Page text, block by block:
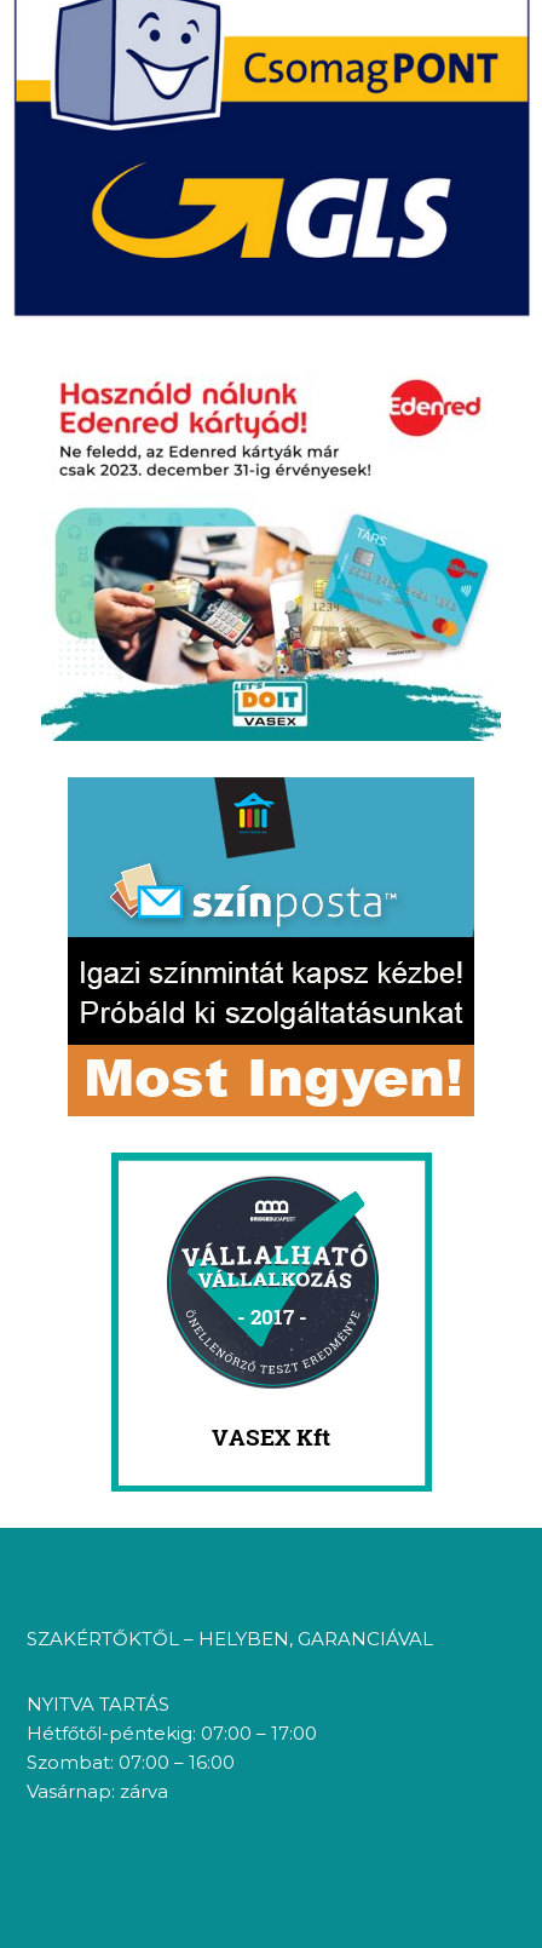
SZAKÉRTŐKTŐL – HELYBEN, GARANCIÁVAL
NYITVA TARTÁS
Hétfőtől-péntekig: 07:00 – 17:00
Szombat: 07:00 – 16:00
Vasárnap: zárva